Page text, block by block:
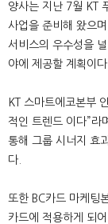
양사는 지난 7월 KT
사업을 준비해 왔으
서비스의 우수성을
야에 제공할 계획이다.
KT 스마트에코본부
적인 트렌드 이다”라
통해 그룹 시너지 효
다.
또한 BC카드 마케팅
카드에 적용하게 되